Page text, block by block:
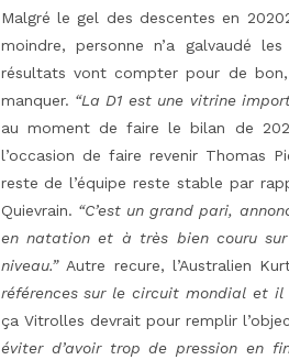
Malgré le gel des descentes en
moindre, personne n’a galvaudé
résultats vont compter pour de
manquer. “La D1 est une vitrine
au moment de faire le bilan de
l’occasion de faire revenir Thomas
reste de l’équipe reste stable par
Quievrain. “C’est un grand pari,
en natation et à très bien couru
niveau.”Autre recure, l’Australien
références sur le circuit mondial et il
ça Vitrolles devrait pour remplir
éviter d’avoir trop de pression en